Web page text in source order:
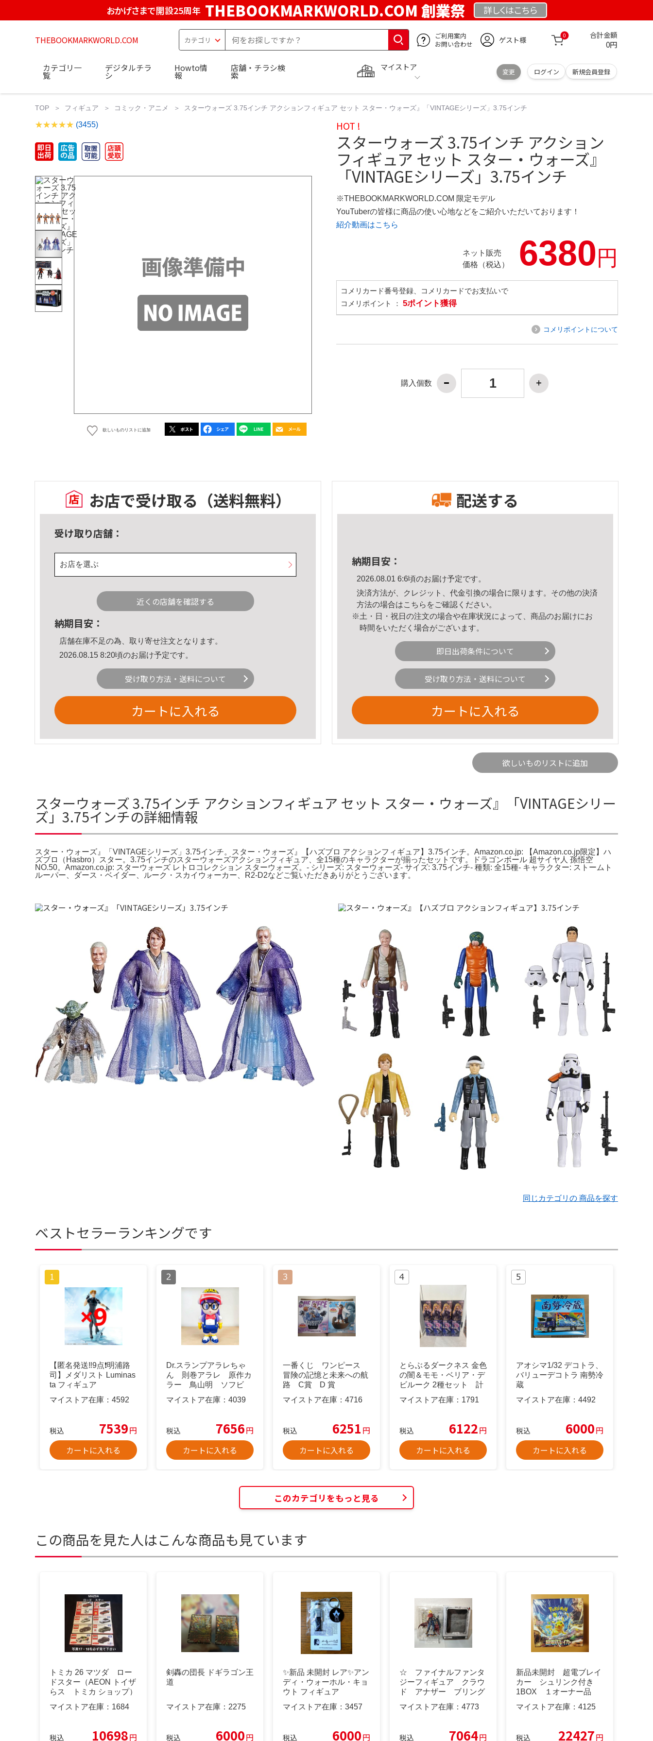
おかげさまで開設25周年 THEBOOKMARKWORLD.COM 創業祭 詳しくはこちら
THEBOOKMARKWORLD.COM
ご利用案内
お問い合わせ
ゲスト様 0 合計金額
0円
マイストア
変更 ログイン 新規会員登録
カテゴリ一
覧
デジタルチラ
シ
Howto情
報
店舗・チラシ検
索
TOP フィギュア コミック・アニメ スターウォーズ 3.75インチ アクションフィギュア セット スター・ウォーズ』「VINTAGEシリーズ」3.75インチ
(3455)
欲しいものリストに追加
HOT !
スターウォーズ 3.75インチ アクション
フィギュア セット スター・ウォーズ』
「VINTAGEシリーズ」3.75インチ
※THEBOOKMARKWORLD.COM 限定モデル
YouTuberの皆様に商品の使い心地などをご紹介いただいております！
紹介動画はこちら
ネット販売
価格（税込）
6380円
コメリカード番号登録、コメリカードでお支払いで
コメリポイント ： 5ポイント獲得
コメリポイントについて
購入個数
お店で受け取る （送料無料）
受け取り店舗：
お店を選ぶ
近くの店舗を確認する
納期目安：
店舗在庫不足の為、取り寄せ注文となります。
2026.08.15 8:20頃のお届け予定です。
受け取り方法・送料について
カートに入れる
配送する
納期目安：
2026.08.01 6:6頃のお届け予定です。
決済方法が、クレジット、代金引換の場合に限ります。その他の決済
方法の場合はこちら をご確認ください。
※土・日・祝日の注文の場合や在庫状況によって、商品のお届けにお
時間をいただく場合がございます。
即日出荷条件について
受け取り方法・送料について
カートに入れる
欲しいものリストに追加
スターウォーズ 3.75インチ アクションフィギュア セット スター・ウォーズ』「VINTAGEシリー
ズ」3.75インチの詳細情報
スター・ウォーズ』「VINTAGEシリーズ」3.75インチ。スター・ウォーズ』【ハズブロ アクションフィギュア】3.75インチ。Amazon.co.jp: 【Amazon.co.jp限定】ハ
ズブロ（Hasbro）スター。3.75インチのスターウォーズアクションフィギュア、全15種のキャラクターが揃ったセットです。ドラゴンボール 超サイヤ人 孫悟空
NO.50。Amazon.co.jp: スターウォーズ レトロコレクション スターウォーズ。- シリーズ: スターウォーズ- サイズ: 3.75インチ- 種類: 全15種- キャラクター: ストームト
ルーパー、ダース・ベイダー、ルーク・スカイウォーカー、R2-D2などご覧いただきありがとうございます。
同じカテゴリの 商品を探す
ベストセラーランキングです
【匿名発送‼️9点❗️明浦路
司】メダリスト Luminas
ta フィギュア
マイストア在庫： 4592
税込 7539円
カートに入れる
Dr.スランプアラレちゃ
ん 則巻アラレ 原作カ
ラー 鳥山明 ソフビ
マイストア在庫： 4039
税込 7656円
カートに入れる
一番くじ ワンピース
冒険の記憶と未来への航
路 C賞 D 賞
マイストア在庫： 4716
税込 6251 円
カートに入れる
とらぶるダークネス 金色
の闇＆モモ・ベリア・デ
ビルーク 2種セット 計
マイストア在庫： 1791
税込 6122円
カートに入れる
アオシマ1/32 デコトラ、
バリューデコトラ 南勢冷
蔵
マイストア在庫： 4492
税込 6000円
カートに入れる
このカテゴリをもっと見る
この商品を見た人はこんな商品も見ています
トミカ 26 マツダ ロー
ドスター（AEON トイザ
らス トミカ ショップ）
マイストア在庫： 1684
税込 10698円
剣轟の団長 ドギラゴン王
道
マイストア在庫： 2275
税込 6000円
✨️新品 未開封 レア✨️アン
ディ・ウォーホル・キョ
ウト フィギュア
マイストア在庫： 3457
税込 6000円
☆ ファイナルファンタ
ジーフィギュア クラウ
ド アナザー ブリング
マイストア在庫： 4773
税込 7064円
新品未開封 超電ブレイ
カー シュリンク付き
1BOX １オーナー品
マイストア在庫： 4125
税込 22427円